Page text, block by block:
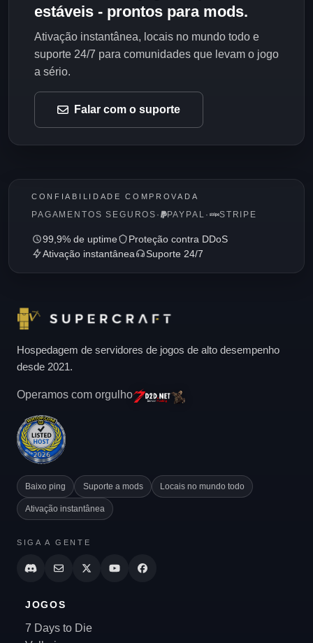
estáveis - prontos para mods.
Ativação instantânea, locais no mundo todo e
suporte 24/7 para comunidades que levam o jogo
a sério.
Falar com o suporte
CONFIABILIDADE COMPROVADA
PAGAMENTOS SEGUROS · PAYPAL · STRIPE
99,9% de uptime
Proteção contra DDoS
Ativação instantânea
Suporte 24/7
Hospedagem de servidores de jogos de alto desempenho
desde 2021.
Operamos com orgulho
Baixo ping Suporte a mods Locais no mundo todo
Ativação instantânea
SIGA A GENTE
JOGOS
7 Days to Die